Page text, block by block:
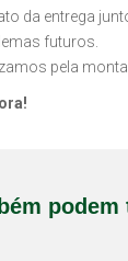
da entrega
futuros.
pela